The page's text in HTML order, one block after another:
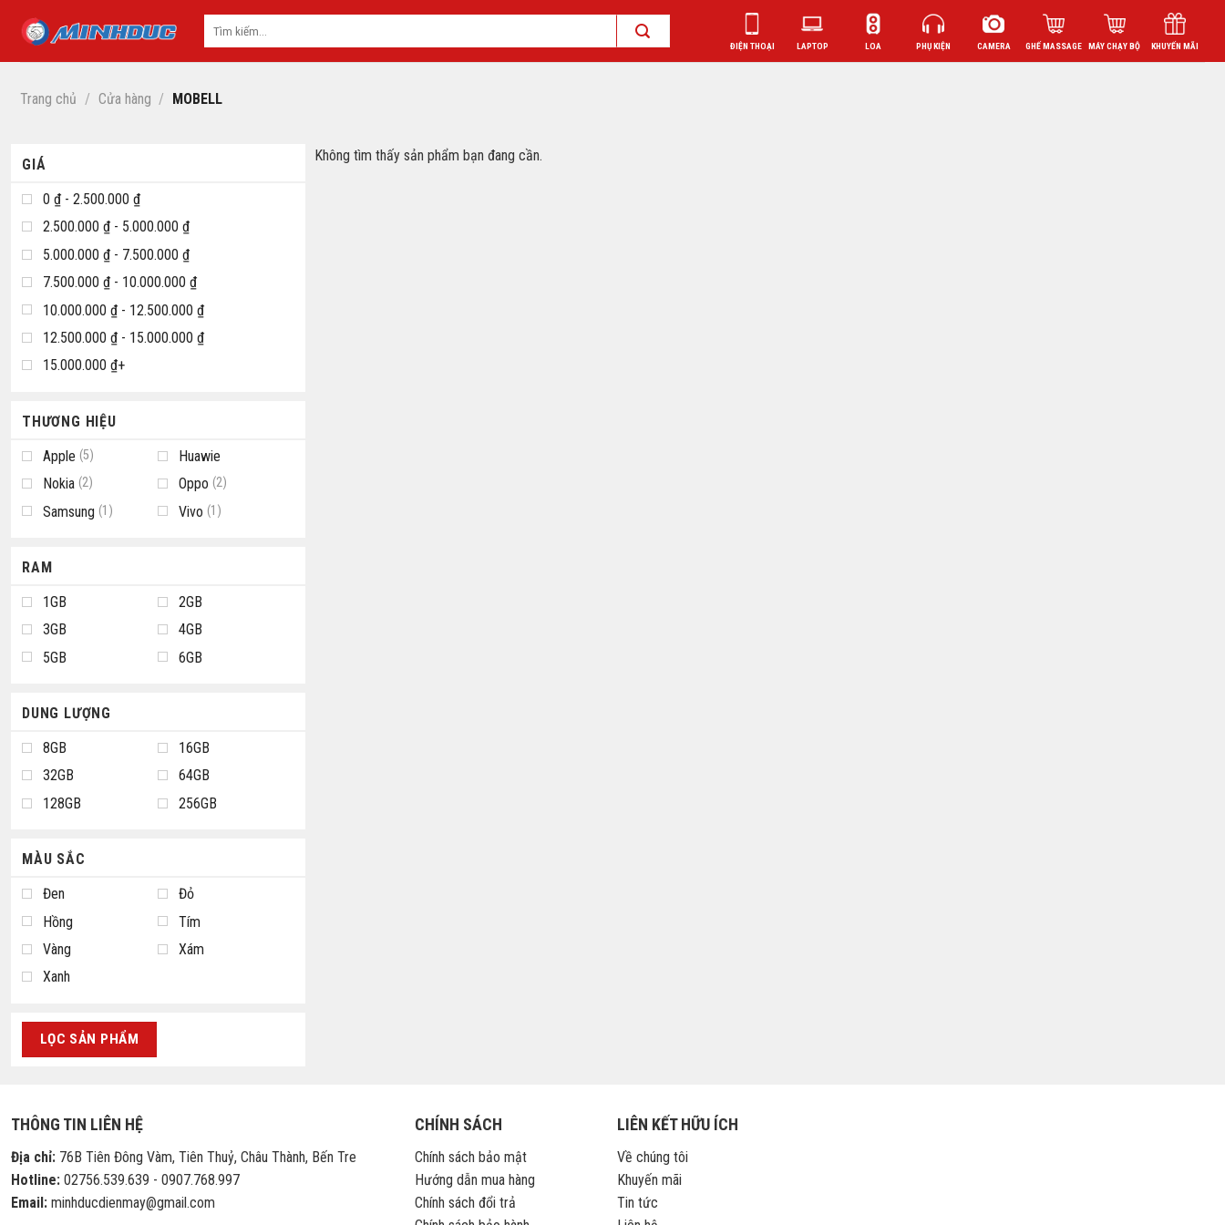
ĐIỆN THOẠI LAPTOP LOA PHỤ KIỆN CAMERA GHẾ MASSAGE MÁY CHẠY BỘ KHUYẾN MÃI
Trang chủ / Cửa hàng / MOBELL
GIÁ
0 ₫ - 2.500.000 ₫
2.500.000 ₫ - 5.000.000 ₫
5.000.000 ₫ - 7.500.000 ₫
7.500.000 ₫ - 10.000.000 ₫
10.000.000 ₫ - 12.500.000 ₫
12.500.000 ₫ - 15.000.000 ₫
15.000.000 ₫+
THƯƠNG HIỆU
Apple (5)
Huawie
Nokia (2) Oppo (2)
Samsung (1) Vivo (1)
RAM
1GB
2GB
3GB
4GB
5GB
6GB
DUNG LƯỢNG
8GB
16GB
32GB
64GB
128GB
256GB
MÀU SẮC
Đen
Đỏ
Hồng
Tím
Vàng
Xám
Xanh
LỌC SẢN PHẨM
Không tìm thấy sản phẩm bạn đang cần.
THÔNG TIN LIÊN HỆ
Địa chỉ: 76B Tiên Đông Vàm, Tiên Thuỷ, Châu Thành, Bến Tre
Hotline: 02756.539.639 - 0907.768.997
Email: minhducdienmay@gmail.com
CHÍNH SÁCH
Chính sách bảo mật
Hướng dẫn mua hàng
Chính sách đổi trả
LIÊN KẾT HỮU ÍCH
Về chúng tôi
Khuyến mãi
Tin tức